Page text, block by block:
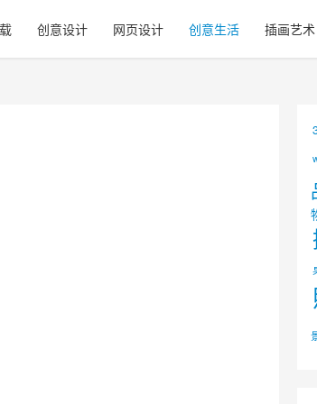
创意设计 网页设计 创意生活 插画艺术